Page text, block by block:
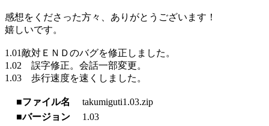
感想をくださった方々、ありがとうございます！
嬉しいです。
1.01敵対ＥＮＤのバグを修正しました。
1.02 誤字修正。会話一部変更。
1.03 歩行速度を速くしました。
■ファイル名
takumiguti1.03.zip
■バージョン
1.03